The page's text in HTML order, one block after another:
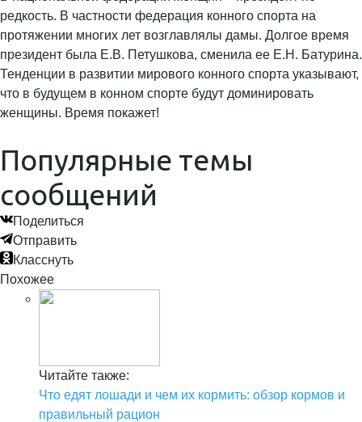
редкость. В частности федерация конного спорта на
протяжении многих лет возглавлялы дамы. Долгое время
президент была Е.В. Петушкова, сменила ее Е.Н. Батурина.
Тенденции в развитии мирового конного спорта указывают,
что в будущем в конном спорте будут доминировать
женщины. Время покажет!
Популярные темы
сообщений
Поделиться
Отправить
Класснуть
Похожее
Читайте также:
Что едят лошади и чем их кормить: обзор кормов и
правильный рацион